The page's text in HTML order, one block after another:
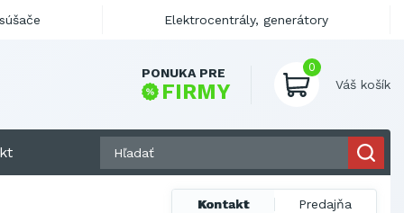
PONUKA PRE
FIRMY
0
Váš košík
Kontakt Predajňa
Elektrocentrály, generátory